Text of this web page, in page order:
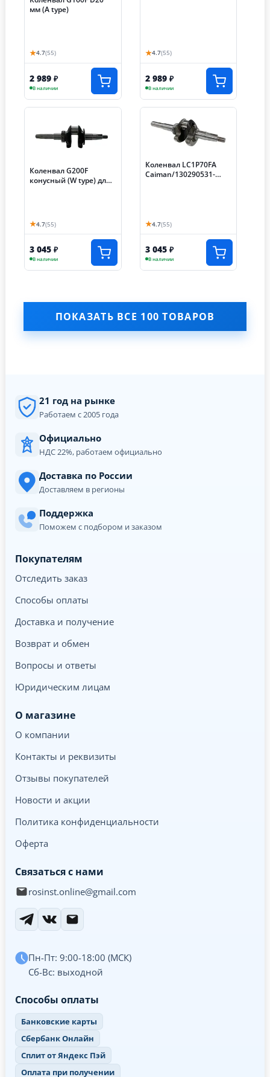
мм (A type)
★4.7(55)
2 989 ₽
В наличии
★4.7(55)
2 989 ₽
В наличии
Коленвал G200F
конусный (W type) для
★4.7(55)
3 045 ₽
В наличии
Коленвал LC1P70FA
Caiman/130290531-
★4.7(55)
3 045 ₽
В наличии
ПОКАЗАТЬ ВСЕ 100 ТОВАРОВ
21 год на рынке
Работаем с 2005 года
Официально
НДС 22%, работаем официально
Доставка по России
Доставляем в регионы
Поддержка
Поможем с подбором и заказом
Покупателям
Отследить заказ
Способы оплаты
Доставка и получение
Возврат и обмен
Вопросы и ответы
Юридическим лицам
О магазине
О компании
Контакты и реквизиты
Отзывы покупателей
Новости и акции
Политика конфиденциальности
Оферта
Связаться с нами
rosinst.online@gmail.com
Пн-Пт: 9:00-18:00 (МСК)
Сб-Вс: выходной
Способы оплаты
Банковские карты
Сбербанк Онлайн
Сплит от Яндекс Пэй
Оплата при получении